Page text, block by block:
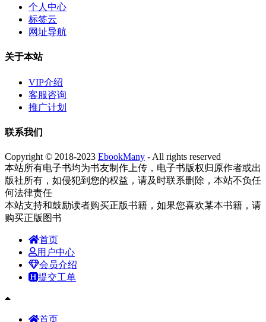
个人中心
标签云
网址导航
关于本站
VIP介绍
客服咨询
推广计划
联系我们
Copyright © 2018-2023 EbookMany - All rights reserved
本站所有电子书均为书友制作上传，电子书版权归原作者或出
版社所有，如侵犯到您的权益，请及时联系删除，本站不负任
何法律责任
本站支持和鼓励读者购买正版书籍，如果您喜欢某本书籍，请
购买正版图书
首页
用户中心
会员介绍
提交工单
首页